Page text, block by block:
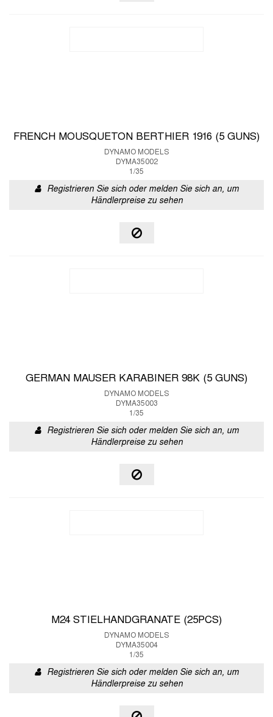
FRENCH MOUSQUETON BERTHIER 1916 (5 GUNS)
DYNAMO MODELS
DYMA35002
1/35
Registrieren Sie sich oder melden Sie sich an, um
Händlerpreise zu sehen
GERMAN MAUSER KARABINER 98K (5 GUNS)
DYNAMO MODELS
DYMA35003
1/35
Registrieren Sie sich oder melden Sie sich an, um
Händlerpreise zu sehen
M24 STIELHANDGRANATE (25PCS)
DYNAMO MODELS
DYMA35004
1/35
Registrieren Sie sich oder melden Sie sich an, um
Händlerpreise zu sehen